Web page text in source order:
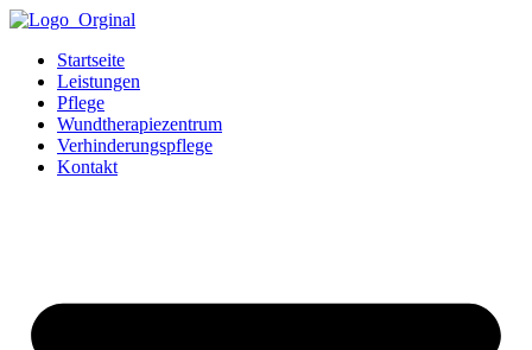
Startseite
Leistungen
Pflege
Wundtherapiezentrum
Verhinderungspflege
Kontakt